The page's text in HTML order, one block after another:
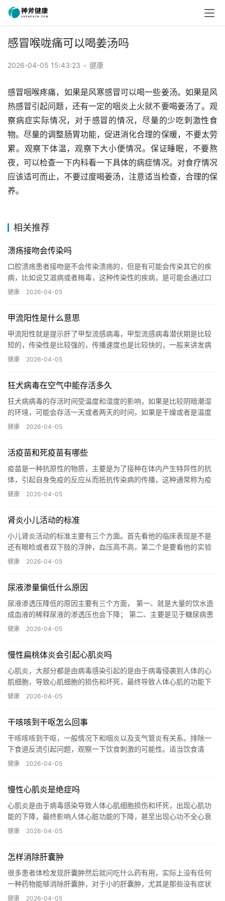
感冒喉咙痛可以喝姜汤吗
2026-04-05 15:43:23 • 健康
感冒咽喉疼痛，如果是风寒感冒可以喝一些姜汤。如果是风
热感冒引起问题，还有一定的咽炎上火就不要喝姜汤了。观
察病症实际情况，对于感冒的情况，尽量的少吃刺激性食
物。尽量的调整肠胃功能，促进消化合理的保暖，不要太劳
累。观察下体温，观察下大小便情况。保证睡眠，不要熬
夜，可以检查一下内科看一下具体的病症情况。对食疗情况
应该适可而止，不要过度喝姜汤，注意适当检查，合理的保
养。
相关推荐
溃疡接吻会传染吗
口腔溃疡患者接吻是不会传染溃疡的，但是有可能会传染其它的疾
病，比如说艾滋病或者梅毒，这种传染性的疾病，是可能会通过口
腔溃疡的方式传染给其他人的，如果双方都有口腔溃疡概率会更
健康 2026-04-05
甲流阳性是什么意思
甲流阳性就是提示肝了甲型流感病毒，甲型流感病毒潜伏期是比较
短的，传染性是比较强的，传播速度也是比较快的，一般来讲发病
三天之内，病人的传染性是非常强的，这种情况下它是主要的传播
健康 2026-04-05
狂犬病毒在空气中能存活多久
狂犬病病毒的存活时间受温度和湿度的影响，如果是比较阴暗潮湿
的环境，可能会存活一天或者两天的时间，如果是干燥或者是温度
比较高的环境下几分钟就可以灭活，传染性就将大大的降低，灭活
健康 2026-04-05
活疫苗和死疫苗有哪些
疫苗是一种抗原性的物质，主要是为了接种在体内产生特异性的抗
体，引起自身免疫的反应从而抵抗传染病的传播，这种通常称为疫
苗，疫苗它主要是通过基因工程的方法，进行人工减毒或者灭活的
健康 2026-04-05
肾炎小儿活动的标准
小儿肾炎活动的标准主要有三个方面。首先看他的临床表现是不是
还有眼睑或者双下肢的浮肿，血压高不高，第二个是要看他的实验
室指标，主要是包括尿常规，尿常规里面还有没有血尿和蛋白尿，
健康 2026-04-05
尿液渗量偏低什么原因
尿液渗透压降低的原因主要有三个方面， 第一、就是大量的饮水造
成血液的稀释尿液的渗透压也会下降； 第二、主要是见于糖尿病患
者，因为血糖控制差尿液就会出现高糖，因为糖能够利尿、高渗利
健康 2026-04-05
慢性扁桃体炎会引起心肌炎吗
心肌炎，大部分都是由病毒感染引起的是由于病毒侵袭到人体的心
肌细胞，导致心肌细胞的损伤和坏死，最终导致人体心肌的功能下
降，导致心功能下降，甚至出现心力衰竭，我们说慢性扁桃体炎
健康 2026-04-05
干咳咳到干呕怎么回事
干咳咳咳到干呕，一般情况下和咽炎以及支气管炎有关系。排除一
下食道反流引起问题，观察一下饮食刺激的可能性。适当饮食清
淡，多吃一些蔬菜水果。检查下咽部，检查下肺部，排除下食道
健康 2026-04-05
慢性心肌炎是绝症吗
心肌炎是由于病毒感染导致人体心肌细胞损伤和坏死，出现心肌功
能的下降，最终影响人体心脏功能的下降，甚至出现心功不全心衰
的这样一种症状，那么一般来说，心肌炎病毒随着时间的延长，病
健康 2026-04-05
怎样消除肝囊肿
很多患者体检发现肝囊肿然后就问吃什么药有用，实际上没有任何
一种药物能够消除肝囊肿，对于小的肝囊肿，尤其是那些没有症状
的患者，一般来说，这样的肝囊肿无需处理，当囊肿比较大或者说
健康 2026-04-05